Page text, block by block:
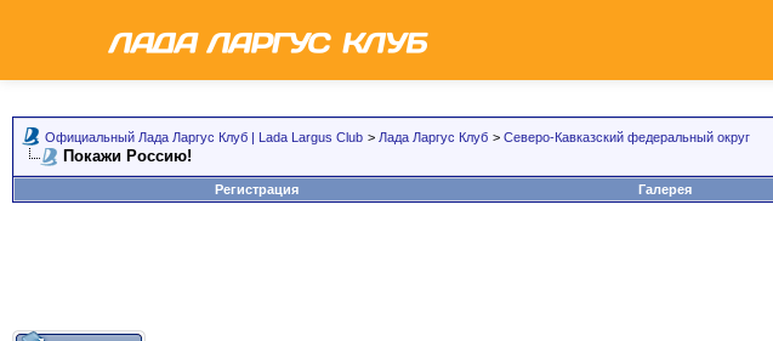
Официальный Лада Ларгус Клуб | Lada Largus Club > Лада Ларгус Клуб > Северо-Кавказский федеральный округ
Покажи Россию!
Регистрация
Галерея